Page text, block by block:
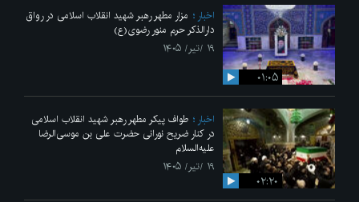
۰۱:۰۵
اخبار
مزار مطهر رهبر شهید انقلاب اسلامی در رواق
دارالذکر حرم منور رضوی(ع)
۱۹ /تیر/ ۱۴۰۵
۰۲:۲۰
اخبار
طواف پیکر مطهر رهبر شهید انقلاب اسلامی
در کنار ضریح نورانی حضرت علی‌ بن موسی‌الرضا
علیه‌السلام
۱۹ /تیر/ ۱۴۰۵